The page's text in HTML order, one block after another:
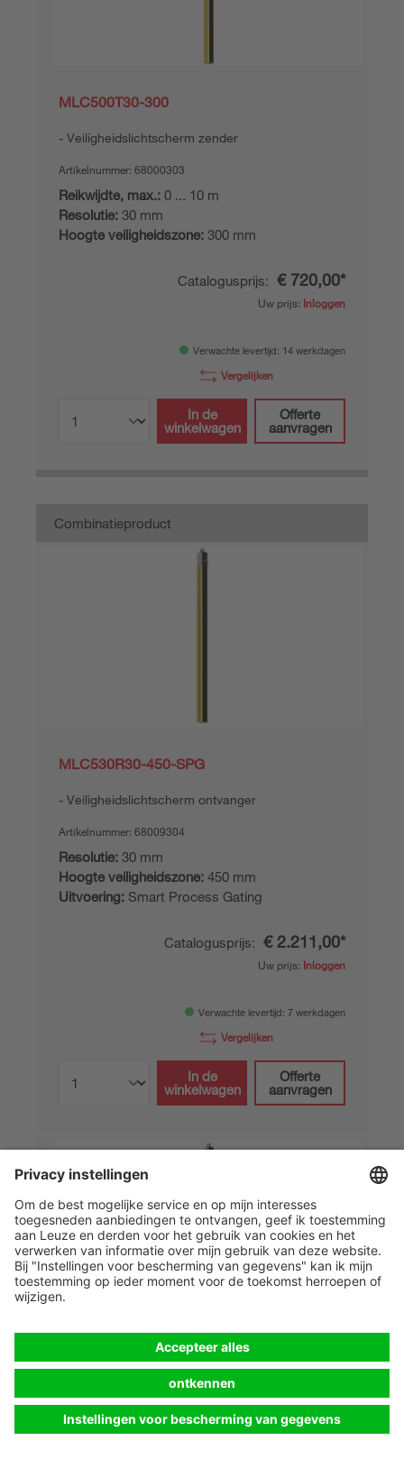
MLC500T30-300
Veiligheidslichtscherm zender
Artikelnummer: 68000303
Reikwijdte, max.: 0 ... 10 m
Resolutie: 30 mm
Hoogte veiligheidszone: 300 mm
Catalogusprijs: € 720,00*
Uw prijs: Inloggen
Verwachte levertijd: 14 werkdagen
Vergelijken
In de
winkelwagen
Offerte
aanvragen
Combinatieproduct
MLC530R30-450-SPG
Veiligheidslichtscherm ontvanger
Artikelnummer: 68009304
Resolutie: 30 mm
Hoogte veiligheidszone: 450 mm
Uitvoering: Smart Process Gating
Catalogusprijs: € 2.211,00*
Uw prijs: Inloggen
Verwachte levertijd: 7 werkdagen
Vergelijken
In de
winkelwagen
Offerte
aanvragen
MLC500T30-450
Veiligheidslichtscherm zender
Artikelnummer:68000304